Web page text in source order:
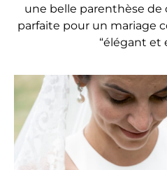
une belle parenthèse de
parfaite pour un mariage
“élégant et